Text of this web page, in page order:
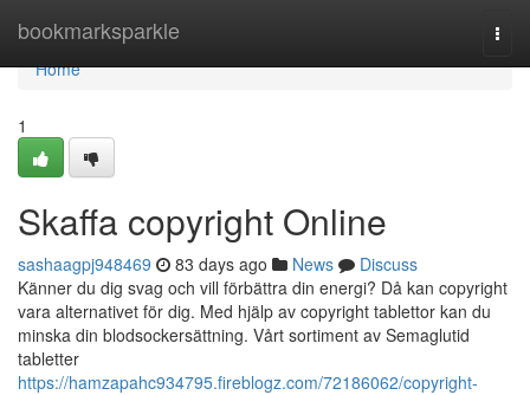
bookmarksparkle
Home
Home
1
Skaffa copyright Online
sashaagpj948469 83 days ago News
Discuss
Känner du dig svag och vill förbättra din energi? Då kan copyright
vara alternativet för dig. Med hjälp av copyright tablettor kan du
minska din blodsockersättning. Vårt sortiment av Semaglutid
tabletter
https://hamzapahc934795.fireblogz.com/72186062/copyright-